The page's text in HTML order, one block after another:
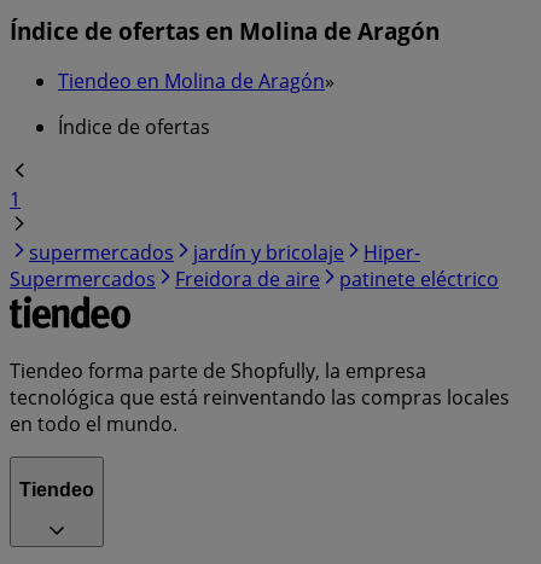
Índice de ofertas en Molina de Aragón
Tiendeo en Molina de Aragón»
Índice de ofertas
1
supermercados
jardín y bricolaje
Hiper-
Supermercados
Freidora de aire patinete eléctrico
Tiendeo forma parte de Shopfully, la empresa
tecnológica que está reinventando las compras locales
en todo el mundo.
Tiendeo